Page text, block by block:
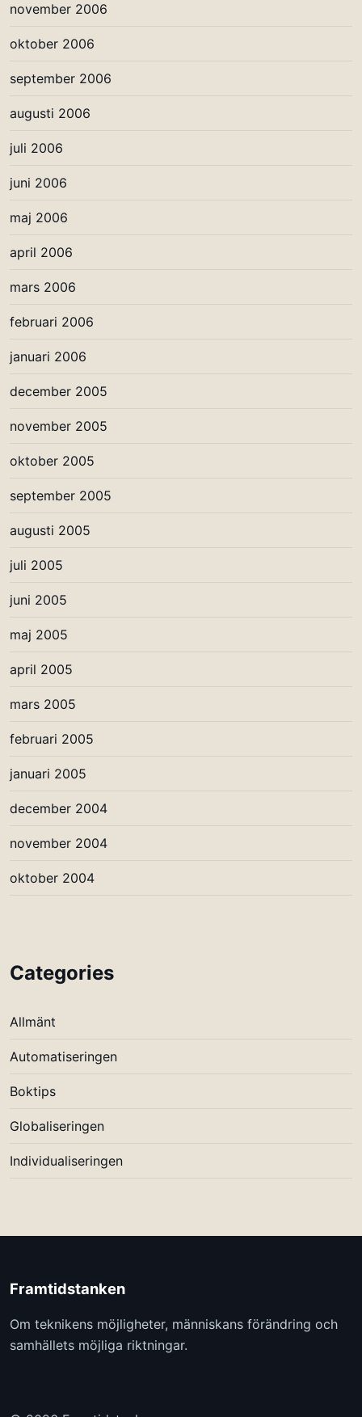
november 2006
oktober 2006
september 2006
augusti 2006
juli 2006
juni 2006
maj 2006
april 2006
mars 2006
februari 2006
januari 2006
december 2005
november 2005
oktober 2005
september 2005
augusti 2005
juli 2005
juni 2005
maj 2005
april 2005
mars 2005
februari 2005
januari 2005
december 2004
november 2004
oktober 2004
Categories
Allmänt
Automatiseringen
Boktips
Globaliseringen
Individualiseringen
Framtidstanken
Om teknikens möjligheter, människans förändring och
samhällets möjliga riktningar.